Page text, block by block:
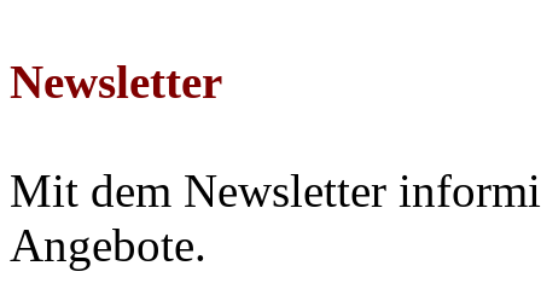
Newsletter
Mit dem Newsletter
Angebote.